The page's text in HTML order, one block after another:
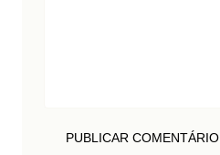
PUBLICAR COMENTÁRIO